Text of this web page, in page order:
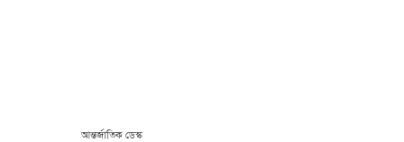
আন্তর্জাতিক ডেস্ক